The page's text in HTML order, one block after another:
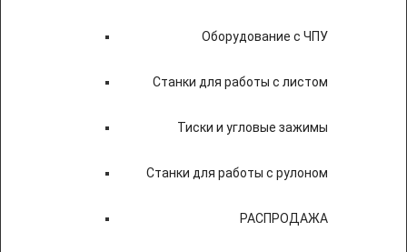
Оборудование с ЧПУ
Станки для работы с листом
Тиски и угловые зажимы
Станки для работы с рулоном
РАСПРОДАЖА